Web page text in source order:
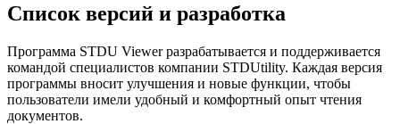
Список версий и разработка
Программа STDU Viewer разрабатывается и поддерживается
командой специалистов компании STDUtility. Каждая версия
программы вносит улучшения и новые функции, чтобы
пользователи имели удобный и комфортный опыт чтения
документов.